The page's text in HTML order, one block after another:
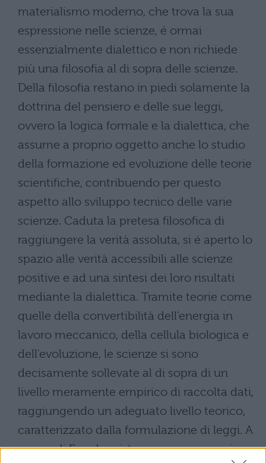
materialismo moderno, che trova la sua
espressione nelle scienze, é ormai
essenzialmente dialettico e non richiede
più una filosofia al di sopra delle scienze.
Della filosofia restano in piedi solamente la
dottrina del pensiero e delle sue leggi,
ovvero la logica formale e la dialettica, che
assume a proprio oggetto anche lo studio
della formazione ed evoluzione delle teorie
scientifiche, contribuendo per questo
aspetto allo sviluppo tecnico delle varie
scienze. Caduta la pretesa filosofica di
raggiungere la verità assoluta, si é aperto lo
spazio alle verità accessibili alle scienze
positive e ad una sintesi dei loro risultati
mediante la dialettica. Tramite teorie come
quelle della convertibilità dell’energia in
lavoro meccanico, della cellula biologica e
dell’evoluzione, le scienze si sono
decisamente sollevate al di sopra di un
livello meramente empirico di raccolta dati,
raggiungendo un adeguato livello teorico,
caratterizzato dalla formulazione di leggi. A
parere di Engels esiste una vera e propria